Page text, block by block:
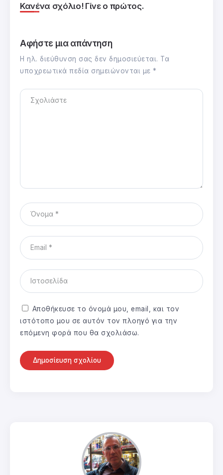
Κανένα σχόλιο! Γίνε ο πρώτος.
Αφήστε μια απάντηση
Η ηλ. διεύθυνση σας δεν δημοσιεύεται. Τα
υποχρεωτικά πεδία σημειώνονται με *
Αποθήκευσε το όνομά μου, email, και τον
ιστότοπο μου σε αυτόν τον πλοηγό για την
επόμενη φορά που θα σχολιάσω.